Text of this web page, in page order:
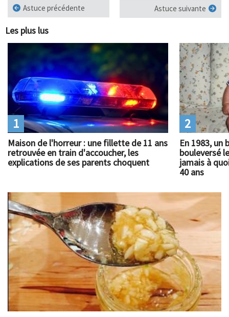
Astuce précédente Astuce suivante
Les plus lus
Maison de l'horreur : une fillette de 11 ans
retrouvée en train d'accoucher, les
explications de ses parents choquent
1
En 1983, un
bouleversé
jamais à
40 ans
2